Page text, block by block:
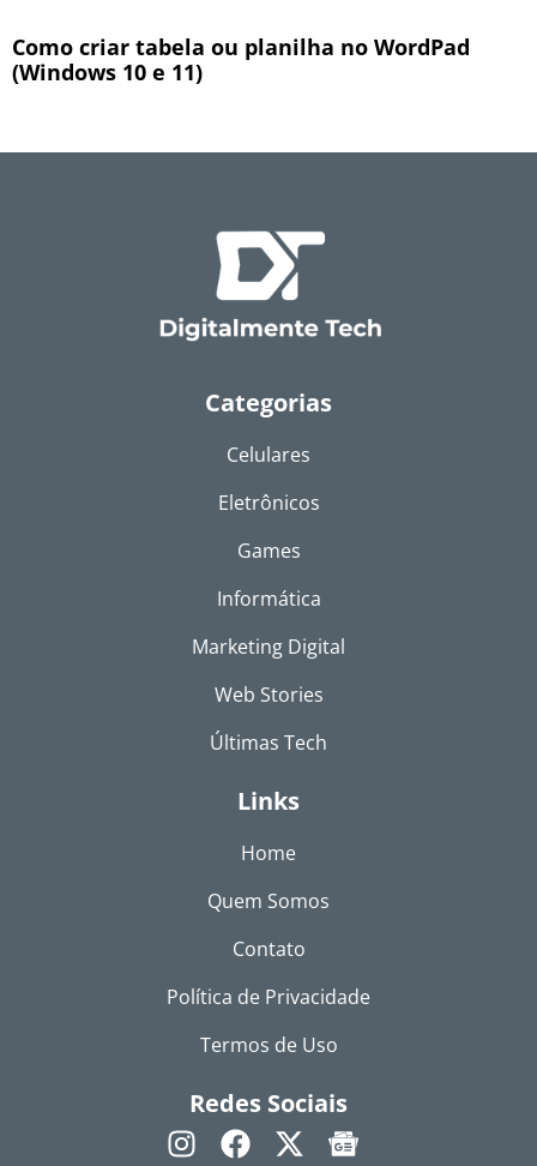
Como criar tabela ou planilha no WordPad
(Windows 10 e 11)
Categorias
Celulares
Eletrônicos
Games
Informática
Marketing Digital
Web Stories
Últimas Tech
Links
Home
Quem Somos
Contato
Política de Privacidade
Termos de Uso
Redes Sociais